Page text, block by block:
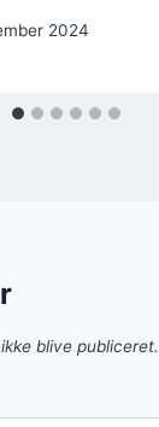
2024
blive publiceret.